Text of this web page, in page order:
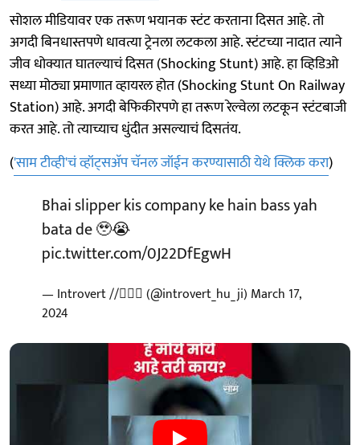
सोशल मीडियावर एक तरूण भयानक स्टंट करताना दिसत आहे. तो
अगदी बिनधास्तपणे धावत्या ट्रेनला लटकला आहे. स्टंटच्या नादात त्याने
जीव धोक्यात घातल्याचं दिसत (Shocking Stunt) आहे. हा व्हिडिओ
सध्या मोठ्या प्रमाणात व्हायरल होत (Shocking Stunt On Railway
Station) आहे. अगदी बेफिकीरपणे हा तरूण रेल्वेला लटकून स्टंटबाजी
करत आहे. तो त्याच्याच धुंदीत असल्याचं दिसतंय.
('साम टीव्ही'चं व्हॉट्सअ‍ॅप चॅनल जॉईन करण्यासाठी येथे क्लिक करा)
Bhai slipper kis company ke hain bass yah
bata de 🥹😭
pic.twitter.com/0J22DfEgwH
— Introvert //🙇🏻‍♂️ (@introvert_hu_ji) March 17,
2024